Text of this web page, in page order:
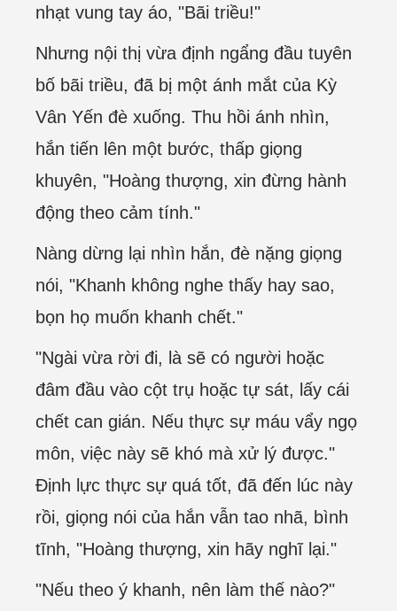
nhạt vung tay áo, "Bãi triều!"
Nhưng nội thị vừa định ngẩng đầu tuyên
bố bãi triều, đã bị một ánh mắt của Kỳ
Vân Yến đè xuống. Thu hồi ánh nhìn,
hắn tiến lên một bước, thấp giọng
khuyên, "Hoàng thượng, xin đừng hành
động theo cảm tính."
Nàng dừng lại nhìn hắn, đè nặng giọng
nói, "Khanh không nghe thấy hay sao,
bọn họ muốn khanh chết."
"Ngài vừa rời đi, là sẽ có người hoặc
đâm đầu vào cột trụ hoặc tự sát, lấy cái
chết can gián. Nếu thực sự máu vẩy ngọ
môn, việc này sẽ khó mà xử lý được."
Định lực thực sự quá tốt, đã đến lúc này
rồi, giọng nói của hắn vẫn tao nhã, bình
tĩnh, "Hoàng thượng, xin hãy nghĩ lại."
"Nếu theo ý khanh, nên làm thế nào?"